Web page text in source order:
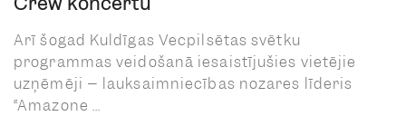
Arī šogad Kuldīgas Vecpilsētas svētku
programmas veidošanā iesaistījušies vietējie
uzņēmēji – lauksaimniecības nozares līderis
“Amazone ...